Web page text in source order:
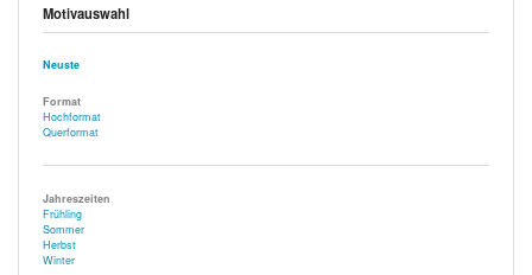
Motivauswahl
Neuste
Format
Hochformat
Querformat
Jahreszeiten
Frühling
Sommer
Herbst
Winter